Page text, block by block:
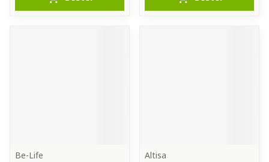
Be-Life
Altisa